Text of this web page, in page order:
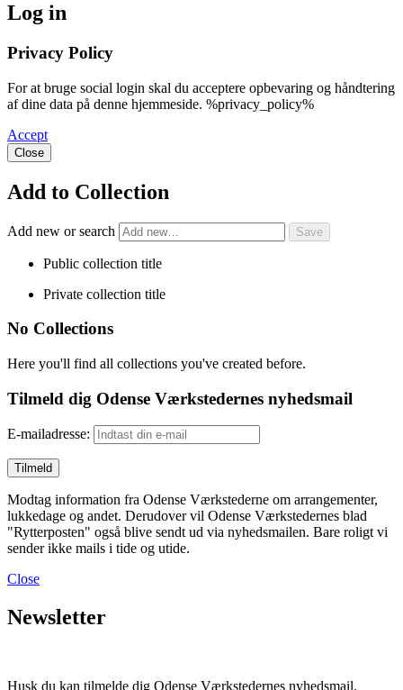
Log in
Privacy Policy
For at bruge social login skal du acceptere opbevaring og håndtering
af dine data på denne hjemmeside. %privacy_policy%
Accept
Close
Add to Collection
Add new or search
Public collection title
Private collection title
No Collections
Here you'll find all collections you've created before.
Tilmeld dig Odense Værkstedernes nyhedsmail
E-mailadresse:
Modtag information fra Odense Værkstederne om arrangementer,
lukkedage og andet. Derudover vil Odense Værkstedernes blad
"Rytterposten" også blive sendt ud via nyhedsmailen. Bare roligt vi
sender ikke mails i tide og utide.
Close
Newsletter
Husk du kan tilmelde dig Odense Værkstedernes nyhedsmail.